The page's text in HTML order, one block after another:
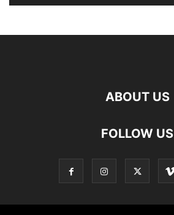
ABOUT US
FOLLOW US